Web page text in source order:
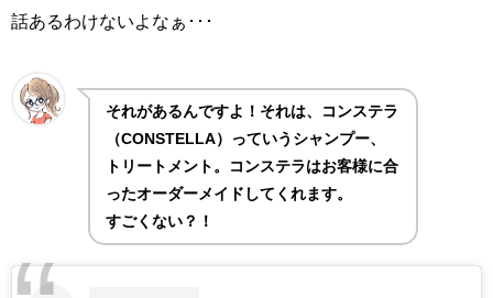
話あるわけないよなぁ･･･
それがあるんですよ！それは、コンステラ
（CONSTELLA）っていうシャンプー、
トリートメント。コンステラはお客様に合
ったオーダーメイドしてくれます。
すごくない？！